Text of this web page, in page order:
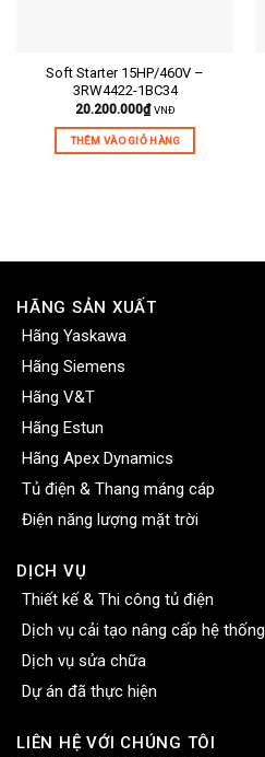
Soft Starter 15HP/460V –
3RW4422-1BC34
20.200.000₫ VNĐ
THÊM VÀO GIỎ HÀNG
HÃNG SẢN XUẤT
Hãng Yaskawa
Hãng Siemens
Hãng V&T
Hãng Estun
Hãng Apex Dynamics
Tủ điện & Thang máng cáp
Điện năng lượng mặt trời
DỊCH VỤ
Thiết kế & Thi công tủ điện
Dịch vụ cải tạo nâng cấp hệ thống
Dịch vụ sửa chữa
Dự án đã thực hiện
LIÊN HỆ VỚI CHÚNG TÔI